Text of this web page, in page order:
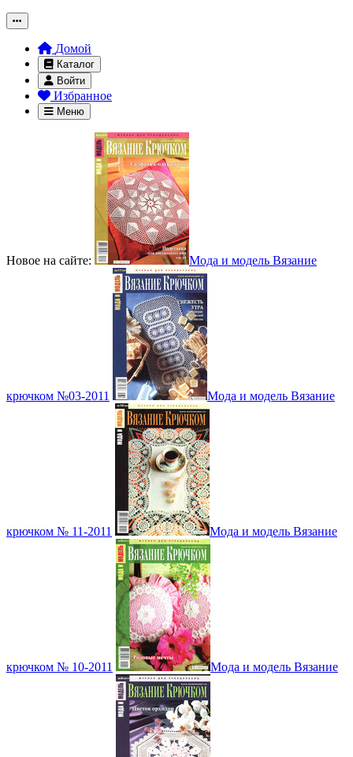
Домой
Каталог
Войти
Избранное
Меню
Новое на сайте: Мода и модель Вязание
крючком №03-2011 Мода и модель Вязание
крючком № 11-2011 Мода и модель Вязание
крючком № 10-2011 Мода и модель Вязание